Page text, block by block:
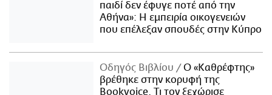
παιδί δεν έφυγε ποτέ από την
Αθήνα»: Η εμπειρία οικογενειών
που επέλεξαν σπουδές στην Κύπρο
Οδηγός Βιβλίου
Ο «Καθρέφτης»
βρέθηκε στην κορυφή της
Bookvoice. Τι τον ξεχώρισε